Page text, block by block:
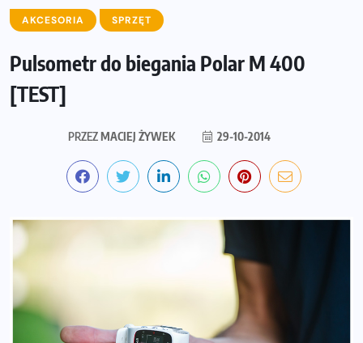
AKCESORIA SPRZĘT
Pulsometr do biegania Polar M 400
[TEST]
PRZEZMACIEJ ŻYWEK 29-10-2014